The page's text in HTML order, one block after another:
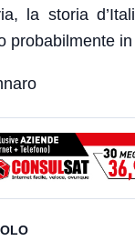
la storia
probabilmente